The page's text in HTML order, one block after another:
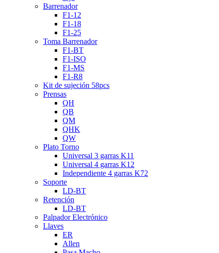
Barrenador
F1-12
F1-18
F1-25
Toma Barrenador
F1-BT
F1-ISO
F1-MS
F1-R8
Kit de sujeción 58pcs
Prensas
QH
QB
QM
QHK
QW
Plato Torno
Universal 3 garras K11
Universal 4 garras K12
Independiente 4 garras K72
Soporte
LD-BT
Retención
LD-BT
Palpador Electrónico
Llaves
ER
Allen